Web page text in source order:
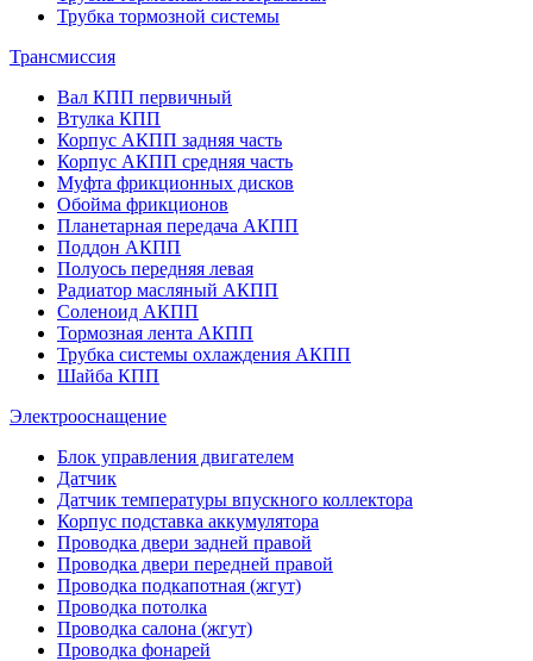
Трубка тормозной системы
Трансмиссия
Вал КПП первичный
Втулка КПП
Корпус АКПП задняя часть
Корпус АКПП средняя часть
Муфта фрикционных дисков
Обойма фрикционов
Планетарная передача АКПП
Поддон АКПП
Полуось передняя левая
Радиатор масляный АКПП
Соленоид АКПП
Тормозная лента АКПП
Трубка системы охлаждения АКПП
Шайба КПП
Электрооснащение
Блок управления двигателем
Датчик
Датчик температуры впускного коллектора
Корпус подставка аккумулятора
Проводка двери задней правой
Проводка двери передней правой
Проводка подкапотная (жгут)
Проводка потолка
Проводка салона (жгут)
Проводка фонарей